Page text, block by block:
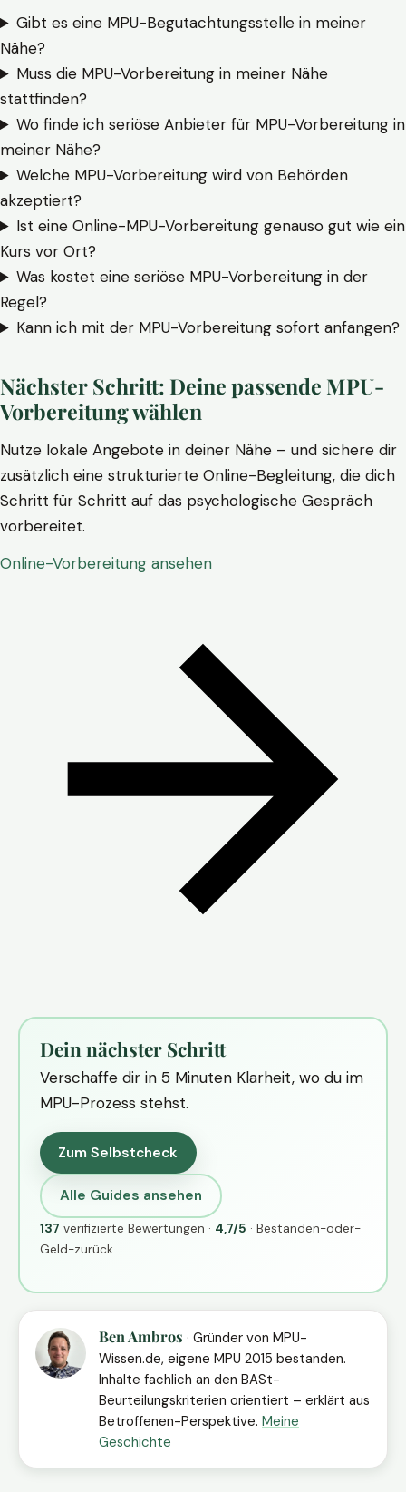
Gibt es eine MPU-Begutachtungsstelle in meiner
Nähe?
Muss die MPU-Vorbereitung in meiner Nähe
stattfinden?
Wo finde ich seriöse Anbieter für MPU-Vorbereitung in
meiner Nähe?
Welche MPU-Vorbereitung wird von Behörden
akzeptiert?
Ist eine Online-MPU-Vorbereitung genauso gut wie ein
Kurs vor Ort?
Was kostet eine seriöse MPU-Vorbereitung in der
Regel?
Kann ich mit der MPU-Vorbereitung sofort anfangen?
Nächster Schritt: Deine passende MPU-
Vorbereitung wählen
Nutze lokale Angebote in deiner Nähe – und sichere dir
zusätzlich eine strukturierte Online-Begleitung, die dich
Schritt für Schritt auf das psychologische Gespräch
vorbereitet.
Online-Vorbereitung ansehen
Dein nächster Schritt
Verschaffe dir in 5 Minuten Klarheit, wo du im
MPU-Prozess stehst.
Zum Selbstcheck
Alle Guides ansehen
137 verifizierte Bewertungen · 4,7/5 · Bestanden-oder-
Geld-zurück
Ben Ambros · Gründer von MPU-
Wissen.de, eigene MPU 2015 bestanden.
Inhalte fachlich an den BASt-
Beurteilungskriterien orientiert – erklärt aus
Betroffenen-Perspektive. Meine
Geschichte